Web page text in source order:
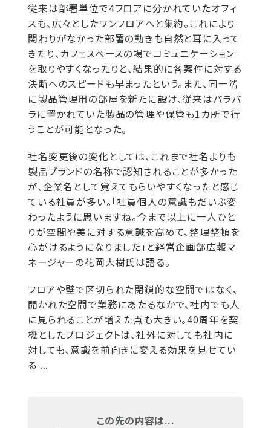
従来は部署単位で4フロアに分かれていたオフィ
スも、広々としたワンフロアへと集約。これにより
関わりがなかった部署の動きも自然と耳に入って
きたり、カフェスペースの場でコミュニケーション
を取りやすくなったりと、結果的に各案件に対する
決断へのスピードも早まったという。また、同一階
に製品管理用の部屋を新たに設け、従来はバラバ
ラに置かれていた製品の管理や保管も1カ所で行
うことが可能となった。
社名変更後の変化としては、これまで社名よりも
製品ブランドの名称で認知されることが多かった
が、企業名として覚えてもらいやすくなったと感じ
ている社員が多い。「社員個人の意識もだいぶ変
わったように思いますね。今まで以上に一人ひと
りが空間や美に対する意識を高めて、整理整頓を
心がけるようになりました」と経営企画部広報マ
ネージャーの花岡大樹氏は語る。
フロアや壁で区切られた閉鎖的な空間ではなく、
開かれた空間で業務にあたるなかで、社内でも人
に見られることが増えた点も大きい。40周年を契
機としたプロジェクトは、社外に対しても社内に
対しても、意識を前向きに変える効果を見せてい
る ...
この先の内容は...